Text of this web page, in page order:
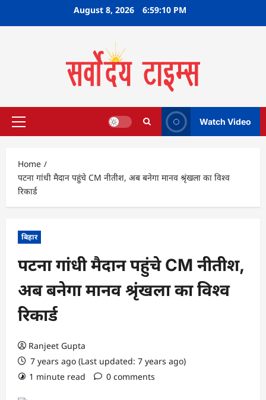
August 8, 2026 6:59:11 PM
Primary
Watch Video
Home
पटना गांधी मैदान पहुंचे CM नीतीश, अब बनेगा मानव श्रृंखला का विश्‍व
रिकार्ड
बिहार
पटना गांधी मैदान पहुंचे CM नीतीश,
अब बनेगा मानव श्रृंखला का विश्‍व
रिकार्ड
Ranjeet Gupta
7 years ago (Last updated: 7 years ago)
1 minute read
0 comments